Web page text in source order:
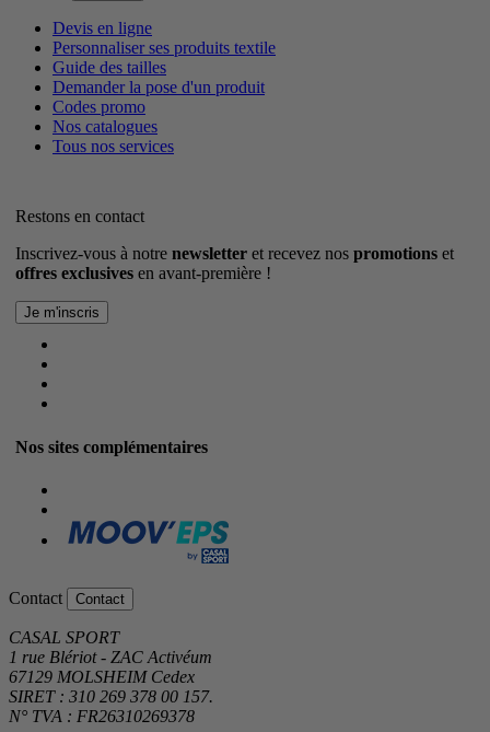
Devis en ligne
Personnaliser ses produits textile
Guide des tailles
Demander la pose d'un produit
Codes promo
Nos catalogues
Tous nos services
Restons en contact
Inscrivez-vous à notre newsletter et recevez nos promotions et
offres exclusives en avant-première !
Nos sites complémentaires
Contact Contact
CASAL SPORT
1 rue Blériot - ZAC Activéum
67129 MOLSHEIM Cedex
SIRET : 310 269 378 00 157.
N° TVA : FR26310269378